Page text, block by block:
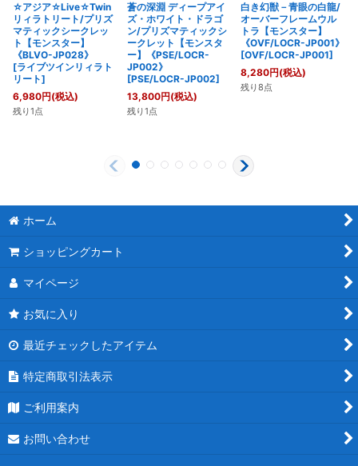
☆アジア☆Live☆Twin
リィラトリート/プリズ
マティックシークレッ
ト【モンスター】
《BLVO-JP028》
[ライブツインリィラト
リート]
6,980円(税込)
残り1点
蒼の深淵 ディープアイ
ズ・ホワイト・ドラゴ
ン/プリズマティックシ
ークレット【モンスタ
ー】《PSE/LOCR-
JP002》
[PSE/LOCR-JP002]
13,800円(税込)
残り1点
白き幻獣－青眼の白龍/
オーバーフレームウル
トラ【モンスター】
《OVF/LOCR-JP001》
[OVF/LOCR-JP001]
8,280円(税込)
残り8点
ホーム
ショッピングカート
マイページ
お気に入り
最近チェックしたアイテム
特定商取引法表示
ご利用案内
お問い合わせ